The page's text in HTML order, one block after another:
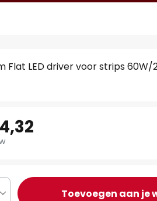
Flat LED driver voor strips 60W/
Toevoegen aan je